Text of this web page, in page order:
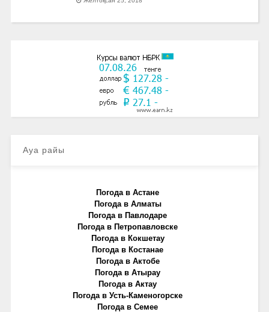
Ауа райы
Погода в Астане
Погода в Алматы
Погода в Павлодаре
Погода в Петропавловске
Погода в Кокшетау
Погода в Костанае
Погода в Актобе
Погода в Атырау
Погода в Актау
Погода в Усть-Каменогорске
Погода в Семее